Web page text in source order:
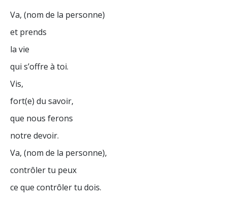
Va, (nom de la personne)
et prends
la vie
qui s’offre à toi.
Vis,
fort(e) du savoir,
que nous ferons
notre devoir.
Va, (nom de la personne),
contrôler tu peux
ce que contrôler tu dois.